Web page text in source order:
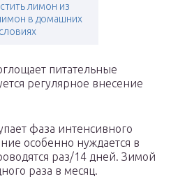
лимон из
в домашних
питательные
регулярное внесение
фаза интенсивного
особенно нуждается в
раз/14 дней. Зимой
раза в месяц.